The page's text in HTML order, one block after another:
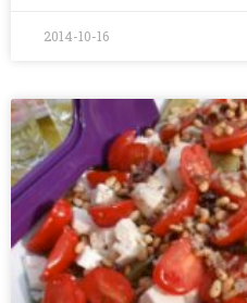
2014-10-16